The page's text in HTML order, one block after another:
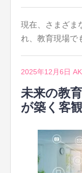
現在、さまざま
れ、教育現場で
2025年12月6日
未来の教
が築く客